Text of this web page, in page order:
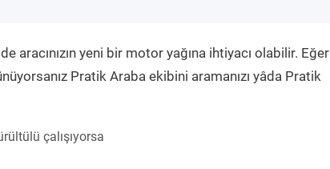
”
aracınızın yeni bir motor yağına ihtiyacı olabilir. Eğer
Pratik Araba ekibini aramanızı yâda Pratik
çalışıyorsa